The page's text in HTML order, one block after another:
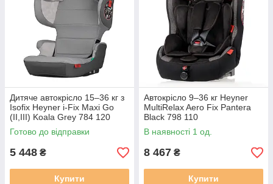
Дитяче автокрісло 15–36 кг з
Isofix Heyner i-Fix Maxi Go
(II,III) Koala Grey 784 120
Готово до відправки
5 448 ₴
Купити
Автокрісло 9–36 кг Heyner
MultiRelax Aero Fix Pantera
Black 798 110
В наявності 1 од.
8 467 ₴
Купити